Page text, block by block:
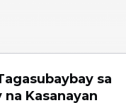
sa
Kasanayan